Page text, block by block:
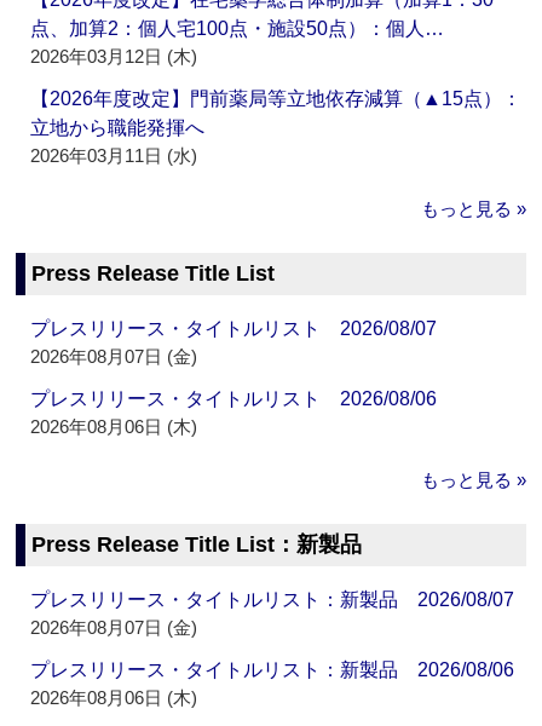
点、加算2：個人宅100点・施設50点）：個人…
2026年03月12日 (木)
【2026年度改定】門前薬局等立地依存減算（▲15点）：
立地から職能発揮へ
2026年03月11日 (水)
もっと見る »
Press Release Title List
プレスリリース・タイトルリスト 2026/08/07
2026年08月07日 (金)
プレスリリース・タイトルリスト 2026/08/06
2026年08月06日 (木)
もっと見る »
Press Release Title List：新製品
プレスリリース・タイトルリスト：新製品 2026/08/07
2026年08月07日 (金)
プレスリリース・タイトルリスト：新製品 2026/08/06
2026年08月06日 (木)